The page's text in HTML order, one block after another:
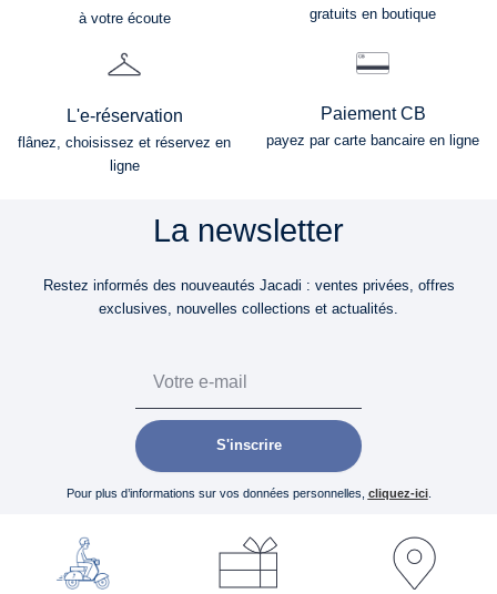
à votre écoute gratuits en boutique
L'e-réservation
flânez, choisissez et réservez en
ligne
Paiement CB
payez par carte bancaire en ligne
La newsletter
Restez informés des nouveautés Jacadi : ventes privées, offres
exclusives, nouvelles collections et actualités.
S'inscrire
Pour plus d’informations sur vos données personnelles, cliquez-ici.